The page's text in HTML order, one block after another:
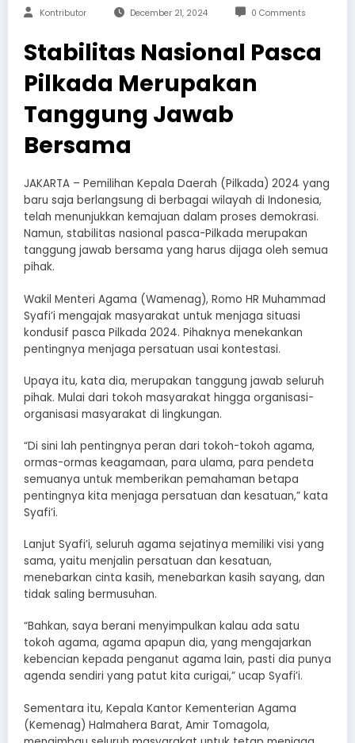
Kontributor December 21, 2024 0 Comments
Stabilitas Nasional Pasca
Pilkada Merupakan
Tanggung Jawab
Bersama
JAKARTA – Pemilihan Kepala Daerah (Pilkada) 2024 yang
baru saja berlangsung di berbagai wilayah di Indonesia,
telah menunjukkan kemajuan dalam proses demokrasi.
Namun, stabilitas nasional pasca-Pilkada merupakan
tanggung jawab bersama yang harus dijaga oleh semua
pihak.
Wakil Menteri Agama (Wamenag), Romo HR Muhammad
Syafi’i mengajak masyarakat untuk menjaga situasi
kondusif pasca Pilkada 2024. Pihaknya menekankan
pentingnya menjaga persatuan usai kontestasi.
Upaya itu, kata dia, merupakan tanggung jawab seluruh
pihak. Mulai dari tokoh masyarakat hingga organisasi-
organisasi masyarakat di lingkungan.
“Di sini lah pentingnya peran dari tokoh-tokoh agama,
ormas-ormas keagamaan, para ulama, para pendeta
semuanya untuk memberikan pemahaman betapa
pentingnya kita menjaga persatuan dan kesatuan,” kata
Syafi’i.
Lanjut Syafi’i, seluruh agama sejatinya memiliki visi yang
sama, yaitu menjalin persatuan dan kesatuan,
menebarkan cinta kasih, menebarkan kasih sayang, dan
tidak saling bermusuhan.
“Bahkan, saya berani menyimpulkan kalau ada satu
tokoh agama, agama apapun dia, yang mengajarkan
kebencian kepada penganut agama lain, pasti dia punya
agenda sendiri yang patut kita curigai,” ucap Syafi’i.
Sementara itu, Kepala Kantor Kementerian Agama
(Kemenag) Halmahera Barat, Amir Tomagola,